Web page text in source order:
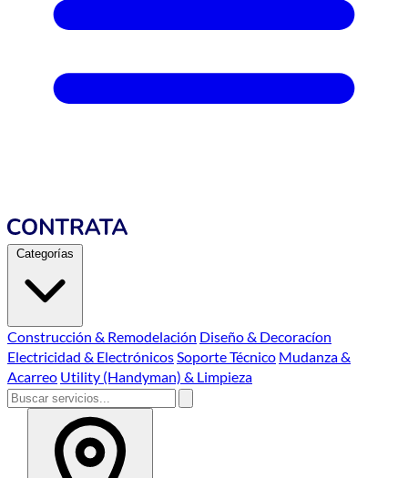
Categorías
Construcción & Remodelación Diseño & Decoracíon
Electricidad & ElectrónicosSoporte Técnico Mudanza &
Acarreo Utility (Handyman) & Limpieza